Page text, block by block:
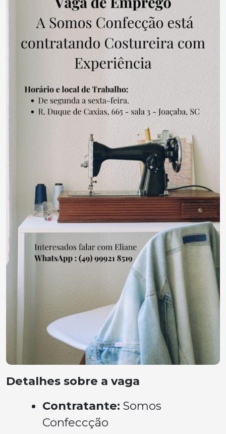
Detalhes sobre a vaga
Contratante: Somos
Confeccção